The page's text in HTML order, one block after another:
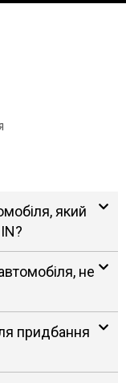
який
не
придбання